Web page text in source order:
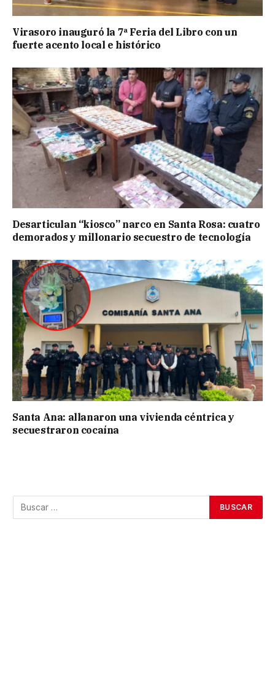
Virasoro inauguró la 7ª Feria del Libro con un
fuerte acento local e histórico
Desarticulan “kiosco” narco en Santa Rosa: cuatro
demorados y millonario secuestro de tecnología
Santa Ana: allanaron una vivienda céntrica y
secuestraron cocaína